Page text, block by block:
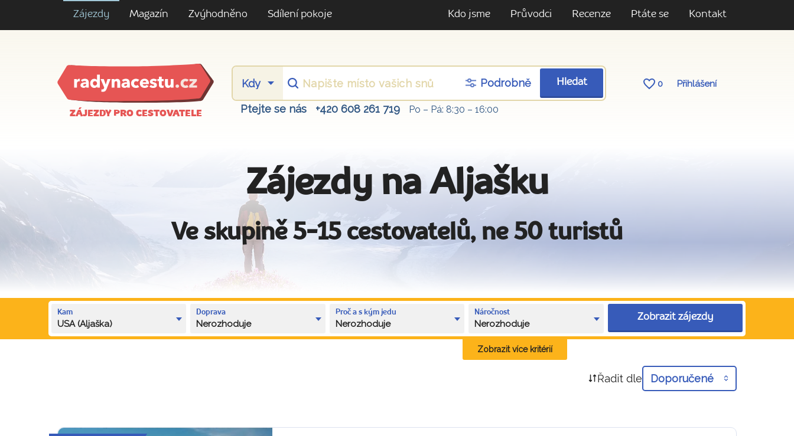
Zájezdy Magazín Zvýhodněno Sdílení pokoje Kdo jsme Průvodci Recenze Ptáte se Kontakt
ZÁJEZDY PRO CESTOVATELE
Podrobně Hledat 0 Přihlášení
Ptejte se nás +420 608 261 719 Po – Pá: 8:30 – 16:00
Zájezdy na Aljašku
Ve skupině 5-15 cestovatelů, ne 50 turistů
Kam
USA (Aljaška)
Doprava
Nerozhoduje
Proč a s kým jedu
Nerozhoduje
Náročnost
Nerozhoduje
Zobrazit zájezdy
Zobrazit více kritérií
Řadit dle Doporučené